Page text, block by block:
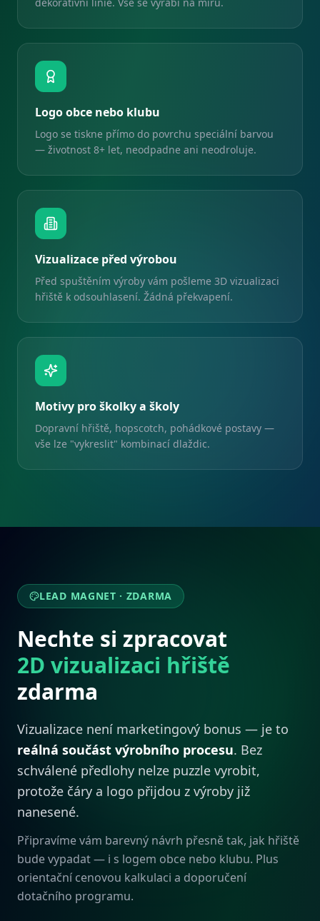
Logo obce nebo klubu
Logo se tiskne přímo do povrchu speciální barvou
— životnost 8+ let, neodpadne ani neodroluje.
Vizualizace před výrobou
Před spuštěním výroby vám pošleme 3D vizualizaci
hřiště k odsouhlasení. Žádná překvapení.
Motivy pro školky a školy
Dopravní hřiště, hopscotch, pohádkové postavy —
vše lze "vykreslit" kombinací dlaždic.
LEAD MAGNET · ZDARMA
Nechte si zpracovat
2D vizualizaci hřiště
zdarma
Vizualizace není marketingový bonus — je to
reálná součást výrobního procesu. Bez
schválené předlohy nelze puzzle vyrobit,
protože čáry a logo přijdou z výroby již
nanesené.
Připravíme vám barevný návrh přesně tak, jak hřiště
bude vypadat — i s logem obce nebo klubu. Plus
orientační cenovou kalkulaci a doporučení
dotačního programu.